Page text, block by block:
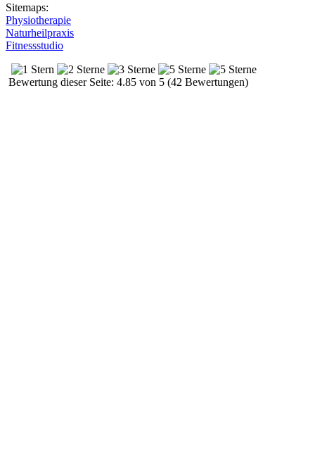
Sitemaps:
Physiotherapie
Naturheilpraxis
Fitnessstudio
Bewertung dieser Seite: 4.85 von 5 (42 Bewertungen)